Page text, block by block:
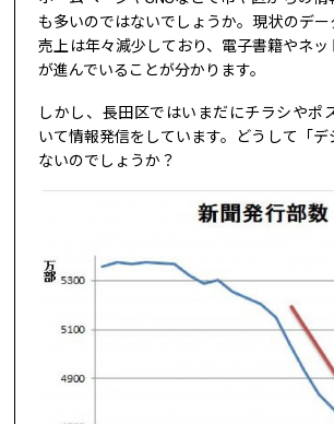
も多いのではないでしょうか。現状のデー
売上は年々減少しており、電子書籍やネッ
が進んでいることが分かります。
しかし、長田区ではいまだにチラシやポ
いて情報発信をしています。どうして「デ
ないのでしょうか？